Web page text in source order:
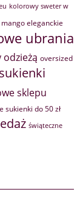
kolorowy sweter w
mango eleganckie
ubrania
odzieżą oversized
sklepu
sukienki do 50 zł
świąteczne